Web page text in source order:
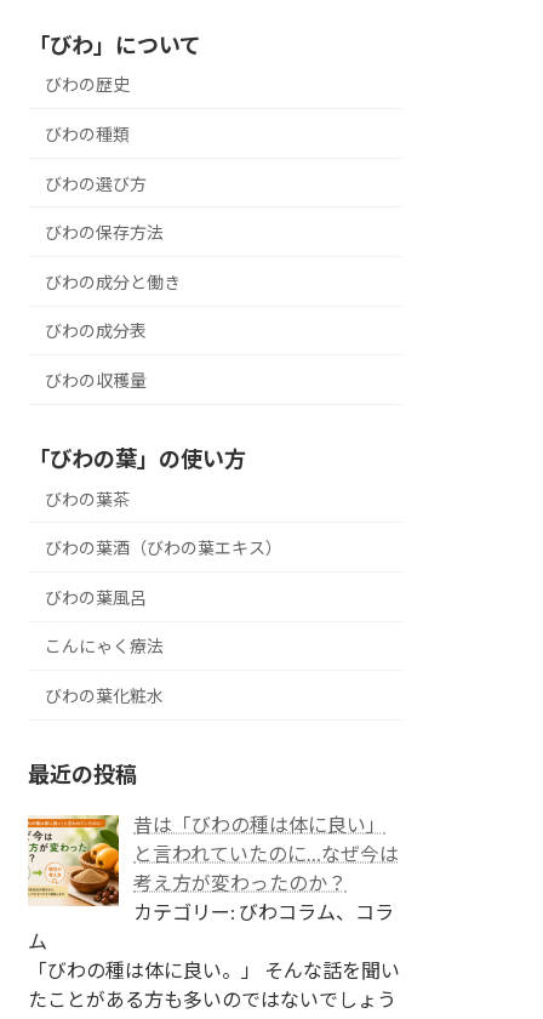
「びわ」について
びわの歴史
びわの種類
びわの選び方
びわの保存方法
びわの成分と働き
びわの成分表
びわの収穫量
「びわの葉」の使い方
びわの葉茶
びわの葉酒（びわの葉エキス）
びわの葉風呂
こんにゃく療法
びわの葉化粧水
最近の投稿
昔は「びわの種は体に良い」
と言われていたのに…なぜ今は
考え方が変わったのか？
カテゴリー: びわコラム、コラ
ム
「びわの種は体に良い。」 そんな話を聞い
たことがある方も多いのではないでしょう